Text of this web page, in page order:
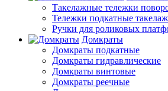
Такелажные тележки
Тележки подкатные
Ручки для роликовых
Домкраты
Домкраты подкатные
Домкраты гидравлические
Домкраты винтовые
Домкраты реечные